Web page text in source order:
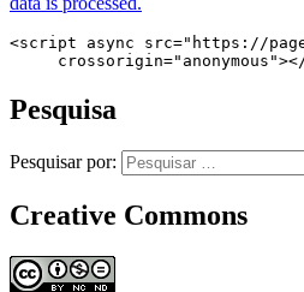
<script async src="https://
Pesquisa
Pesquisar por:
Creative Commons